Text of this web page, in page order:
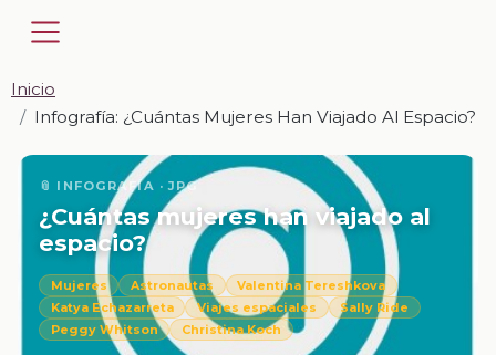
Inicio
Infografía: ¿Cuántas Mujeres Han Viajado Al Espacio?
📎 INFOGRAFÍA · JPG
¿Cuántas mujeres han viajado al
espacio?
Mujeres Astronautas
Valentina Tereshkova
Katya Echazarreta
Viajes espaciales
Sally Ride
Peggy Whitson
Christina Koch